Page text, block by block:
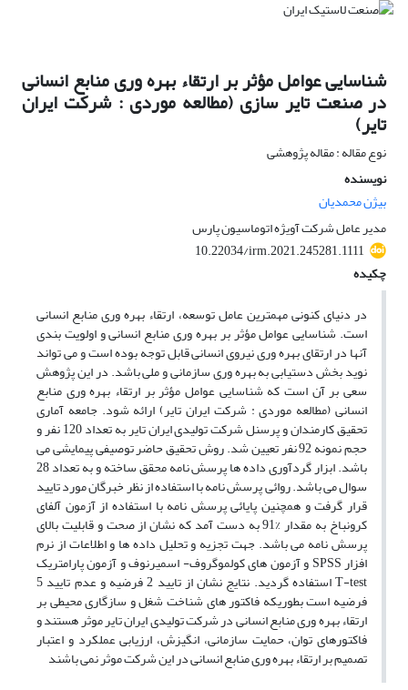
شناسایی عوامل مؤثر بر ارتقاء بهره وری منابع انسانی
در صنعت تایر سازی (مطالعه موردی : شرکت ایران
تایر)
نوع مقاله : مقاله پژوهشی
نویسنده
بیژن محمدیان
مدیر عامل شرکت آویژه اتوماسیون پارس
10.22034/irm.2021.245281.1111
چکیده
در دنیای کنونی مهمترین عامل توسعه، ارتقاء بهره وری منابع انسانی
است. شناسایی عوامل مؤثر بر بهره وری منابع انسانی و اولویت بندی
آنها در ارتقای بهره وری نیروی انسانی قابل توجه بوده است و می تواند
نوید بخش دستیابی به بهره وری سازمانی و ملی باشد. در این پژوهش
سعی بر آن است که شناسایی عوامل مؤثر بر ارتقاء بهره وری منابع
انسانی (مطالعه موردی : شرکت ایران تایر) ارائه شود. جامعه آماری
تحقیق کارمندان و پرسنل شرکت تولیدی ایران تایر به تعداد 120 نفر و
حجم نمونه 92 نفر تعیین شد. روش تحقیق حاضر توصیفی پیمایشی می
باشد. ابزار گردآوری داده ها پرسش نامه محقق ساخته و به تعداد 28
سوال می باشد. روائی پرسش نامه با استفاده از نظر خبرگان مورد تایید
قرار گرفت و همچنین پایائی پرسش نامه با استفاده از آزمون آلفای
کرونباخ به مقدار %91 به دست آمد که نشان از صحت و قابلیت بالای
پرسش نامه می باشد. جهت تجزیه و تحلیل داده ها و اطلاعات از نرم
افزار SPSS و آزمون های کولموگروف- اسمیرنوف و آزمون پارامتریک
T-test استفاده گردید. نتایج نشان از تایید 2 فرضیه و عدم تایید 5
فرضیه است بطوریکه فاکتور های شناخت شغل و سازگاری محیطی بر
ارتقاء بهره وری منابع انسانی در شرکت تولیدی ایران تایر موثر هستند و
فاکتورهای توان، حمایت سازمانی، انگیزش، ارزیابی عملکرد و اعتبار
تصمیم بر ارتقاء بهره وری منابع انسانی در این شرکت موثر نمی باشند